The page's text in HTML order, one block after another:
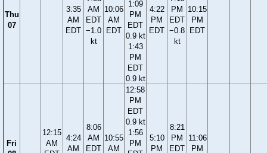
Thu
07
3:35
AM
EDT
AM
EDT
−1.0
kt
10:06
AM
EDT
1:09
PM
EDT
0.9 kt
1:43
PM
EDT
0.9 kt
4:22
PM
EDT
PM
EDT
−0.8
kt
10:15
PM
EDT
Fri
12:15
AM
4:24
AM
8:06
AM
EDT
10:55
AM
12:58
PM
EDT
0.9 kt
1:56
PM
5:10
PM
8:21
PM
EDT
11:06
PM